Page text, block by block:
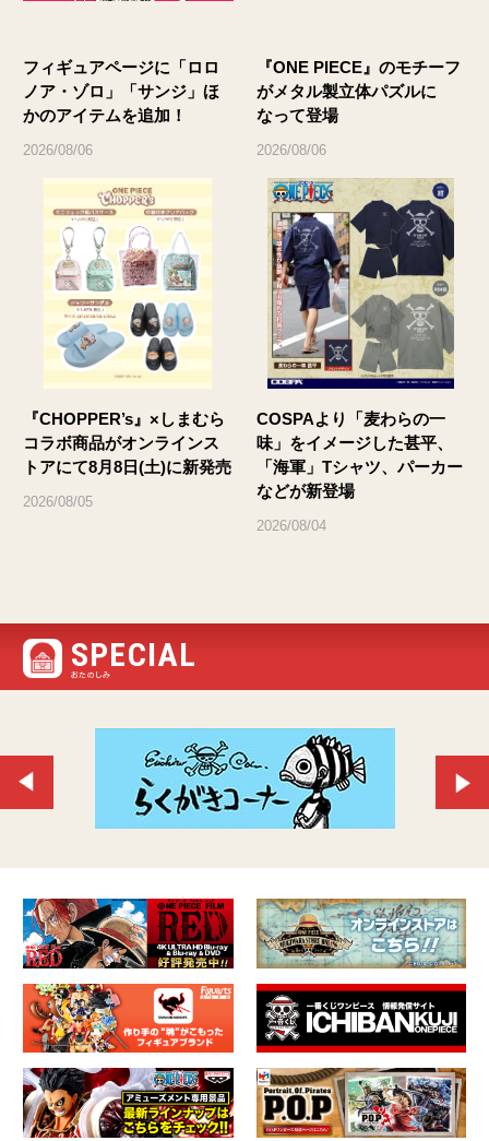
フィギュアページに「ロロ
ノア・ゾロ」「サンジ」ほ
かのアイテムを追加！
2026/08/06
『ONE PIECE』のモチーフ
がメタル製立体パズルに
なって登場
2026/08/06
『CHOPPER’s』×しまむら
コラボ商品がオンラインス
トアにて8月8日(土)に新発売
2026/08/05
COSPAより「麦わらの一
味」をイメージした甚平、
「海軍」Tシャツ、パーカー
などが新登場
2026/08/04
SPECIAL
おたのしみ